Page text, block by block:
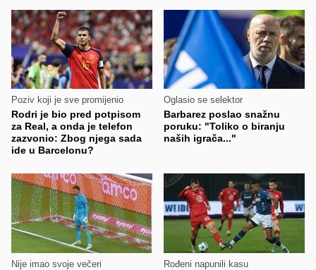
Poziv koji je sve promijenio
Rodri je bio pred potpisom
za Real, a onda je telefon
zazvonio: Zbog njega sada
ide u Barcelonu?
Oglasio se selektor
Barbarez poslao snažnu
poruku: "Toliko o biranju
naših igrača..."
Nije imao svoje večeri Rođeni napunili kasu